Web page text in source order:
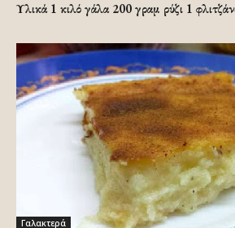
Υλικά1 κιλό γάλα 200 γραμ ρύζι 1
Γαλακτερά